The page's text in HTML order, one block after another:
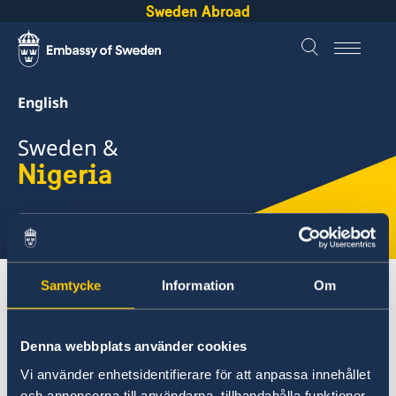
Samtycke Information Om
Denna webbplats använder cookies
Vi använder enhetsidentifierare för att anpassa innehållet
Sweden Abroad
English
Sweden &
Nigeria
Select
here
About Sweden Nigeria Going to Sweden?
Nigeria